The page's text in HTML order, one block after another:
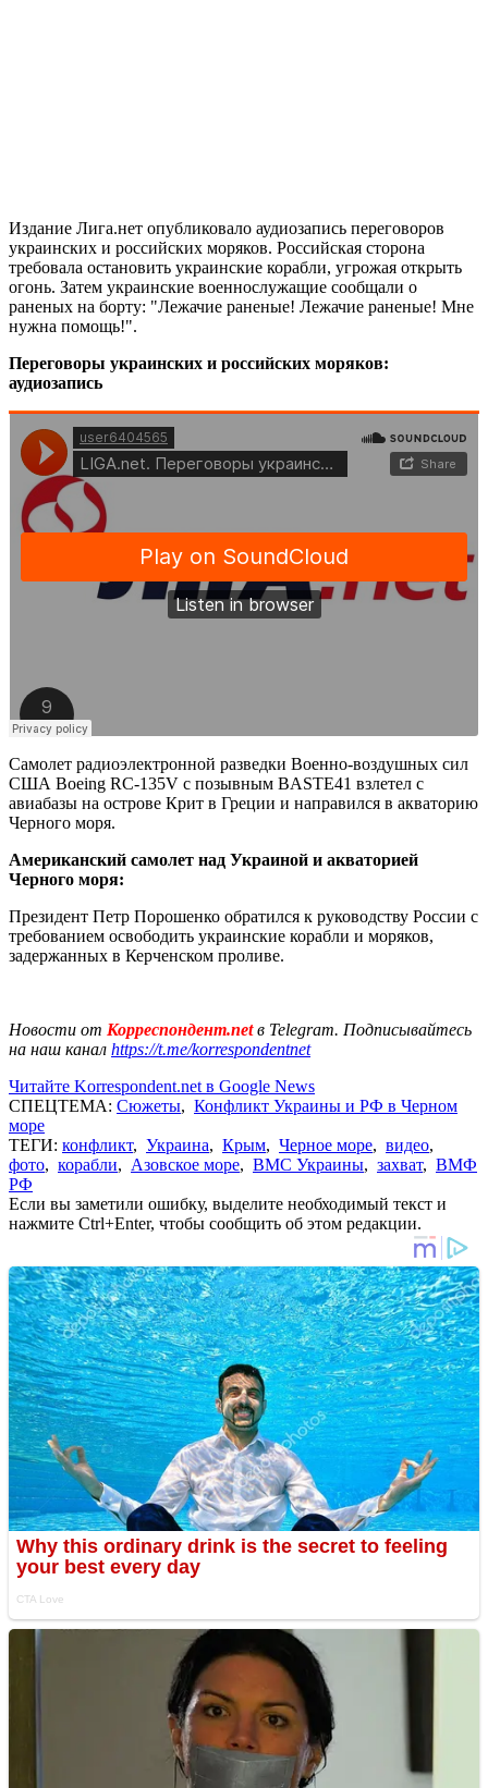
Издание Лига.нет опубликовало аудиозапись переговоров
украинских и российских моряков. Российская сторона
требовала остановить украинские корабли, угрожая открыть
огонь. Затем украинские военнослужащие сообщали о
раненых на борту: "Лежачие раненые! Лежачие раненые! Мне
нужна помощь!".
Переговоры украинских и российских моряков:
аудиозапись
Самолет радиоэлектронной разведки Военно-воздушных сил
США Boeing RC-135V с позывным BASTE41 взлетел с
авиабазы на острове Крит в Греции и направился в акваторию
Черного моря.
Американский самолет над Украиной и акваторией
Черного моря:
Президент Петр Порошенко обратился к руководству России с
требованием освободить украинские корабли и моряков,
задержанных в Керченском проливе.
Новости от Корреспондент.netв Telegram. Подписывайтесь
на наш канал https://t.me/korrespondentnet
Читайте Korrespondent.net в Google News
СПЕЦТЕМА: Сюжеты, Конфликт Украины и РФ в Черном
море
ТЕГИ: конфликт, Украина, Крым, Черное море, видео,
фото, корабли, Азовское море, ВМС Украины, захват, ВМФ
РФ
Если вы заметили ошибку, выделите необходимый текст и
нажмите Ctrl+Enter, чтобы сообщить об этом редакции.